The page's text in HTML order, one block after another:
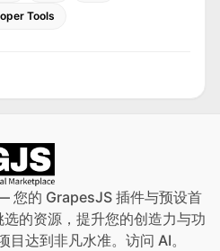
Tools
的 GrapesJS 插件与预设首
的资源，提升您的创造力与功
目达到非凡水准。访问 AI。